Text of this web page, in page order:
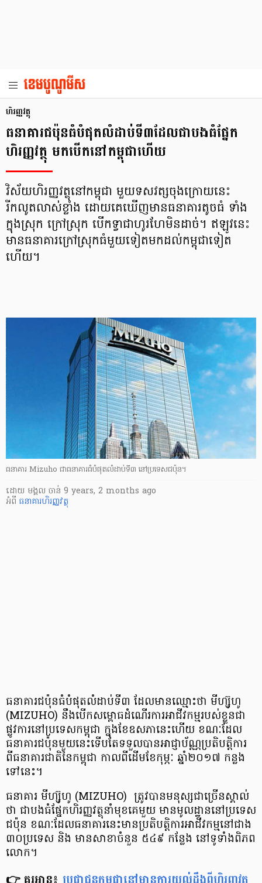
ហិរញ្ញវត្ថុ
ធនាគារ​ជប៉ុន​ធំ​បំផុត​លំដាប់​ទី​៣​ដែល​ជា​បង​ធំ​ផ្នែក​
ហិរញ្ញ​វត្ថុ មក​បើក​នៅ​កម្ពុជា​ហើយ
វិស័យហិរញ្ញ​វត្ថុ​នៅ​កម្ពុជា​ មួយ​ទសវត្ស​ចុង​ក្រោយ​នេះ
រីកលូត​លាស់​ខ្លាំង ដោយ​គេ​ឃើញ​មាន​ធនាគារ​តូច​ធំ ទាំង​
ក្នុង​ស្រុក​ ក្រៅ​ស្រុក បើក​ទ្វា​ជា​ហូរហែ​មិន​ដាច់។ ឥឡូវ​នេះ
មាន​ធនាគារ​ក្រៅ​ស្រុក​ធំ​មួយ​ទៀត​មក​ដល់​កម្ពុជា​ទៀត​
ហើយ។
ធនាគារ Mizuho ជាធនាគារ​ធំ​បំផុត​លំដាប់​ទី៣ នៅ​ប្រទេស​ជប៉ុន។
ដោយ មង្គល ចាន់ 9 years, 2 months ago
អំពី ធនាគារ​​ហិរញ្ញ​វត្ថុ
ធនាគារ​ជប៉ុន​ធំ​បំផុត​លំដាប់​ទី​៣ ដែល​មាន​ឈ្មោះ​ថា មីហ្ស៊ូហូ
(MIZUHO) នឹង​បើក​សម្ពោធ​ដំណើរការ​​អាជីវកម្ម​របស់​ខ្លួន​ជា​
ផ្លូវការ​នៅ​ប្រទេស​កម្ពុជា ក្នុង​ខែ​ឧសភា​នេះ​ហើយ ខណៈ​ដែល​
ធនាគារ​ជប៉ុន​មួយ​នេះ​ទើបតែ​ទទួល​បាន​អាជ្ញា​ប័ណ្ណ​ប្រតិបត្តិការ
ពី​ធនាគារ​ជាតិ​នៃ​កម្ពុជា កាល​ពី​ដើម​ខែ​កុម្ភៈ ឆ្នាំ​២០១៧ កន្លង​
ទៅ​នេះ។
ធនាគារ មីហ្ស៊ូហូ (MIZUHO) ត្រូវ​បាន​មនុស្ស​ជា​ច្រើន​ស្គាល់​
ថា ជា​បង​ធំ​ផ្នែក​ហិរញ្ញ​វត្ថុ​នាំ​មុខ​គេ​មួយ មាន​មូលដ្ឋាន​នៅ​ប្រទេស​
ជប៉ុន ខណៈ​ដែល​ធនាគារ​នេះ​មាន​ប្រតិបត្តិការ​អាជីវកម្ម​នៅ​ជាង​
៣០​ប្រទេស និង មាន​សាខា​ចំនួន ៥៤៩ កន្លែង នៅ​ទូទាំង​ពិភព​
លោក។